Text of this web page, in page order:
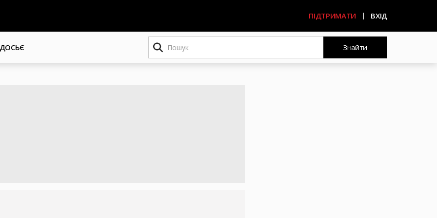
ПІДТРИМАТИ ВХІД
ДОСЬЄ
Пошук
Знайти